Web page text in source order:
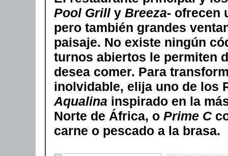
Pool Grilly Breeza- ofrecen
pero también grandes
paisaje. No existe ningún
turnos abiertos le permiten
desea comer. Para
inolvidable, elija uno de los
Aqualina inspirado en la
Norte de África, o Prime C
carne o pescado a la brasa.